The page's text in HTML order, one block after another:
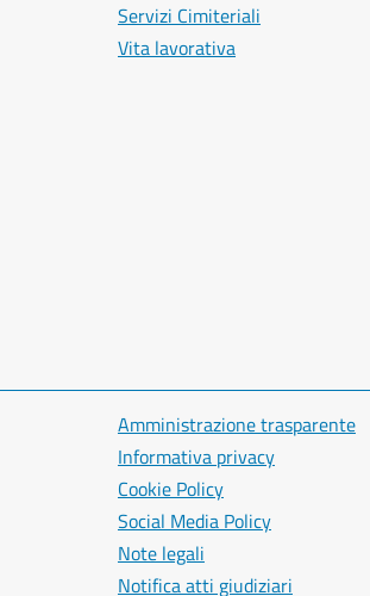
Servizi Cimiteriali
Vita lavorativa
Amministrazione trasparente
Informativa privacy
Cookie Policy
Social Media Policy
Note legali
Notifica atti giudiziari